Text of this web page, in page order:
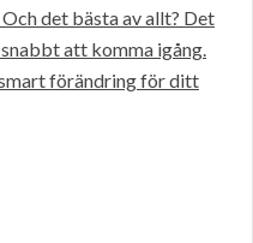
det bästa av allt? Det
att komma igång.
förändring för ditt